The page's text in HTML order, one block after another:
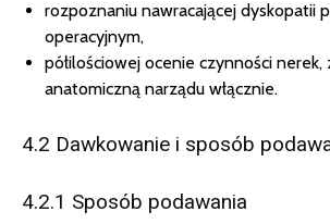
rozpoznaniu nawracającej dyskopatii
operacyjnym,
półilościowej ocenie czynności nerek,
anatomiczną narządu włącznie.
4.2 Dawkowanie i sposób
4.2.1 Sposób podawania